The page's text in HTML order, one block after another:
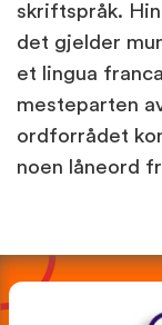
skriftspråk.
det gjelder
et lingua
mesteparten
ordforrådet
noen låneord